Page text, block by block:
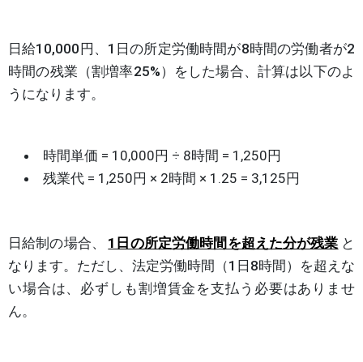
日給10,000円、1日の所定労働時間が8時間の労働者が2
時間の残業（割増率25%）をした場合、計算は以下のよ
うになります。
時間単価 = 10,000円 ÷ 8時間 = 1,250円
残業代 = 1,250円 × 2時間 × 1.25 = 3,125円
日給制の場合、 1日の所定労働時間を超えた分が残業 と
なります。ただし、法定労働時間（1日8時間）を超えな
い場合は、必ずしも割増賃金を支払う必要はありませ
ん。